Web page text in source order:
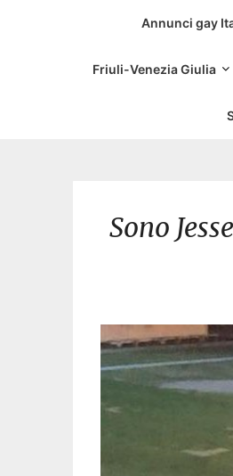
Annunci gay
Friuli-Venezia Giulia
Sono